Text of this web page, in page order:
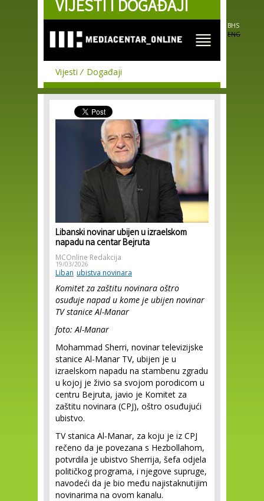
Skip to
main
VIJESTI I DOGAĐAJI
BHS
ENG
Vijesti Događaji
Libanski novinar ubijen u izraelskom
napadu na centar Bejruta
MCOnline Redakcija
19/03/2026
Liban ubistva novinara
Komitet za zaštitu novinara oštro
osuđuje napad u kome je ubijen novinar
TV stanice Al-Manar
foto: Al-Manar
Mohammad Sherri, novinar televizijske
stanice Al-Manar TV, ubijen je u
izraelskom napadu na stambenu zgradu
u kojoj je živio sa svojom porodicom u
centru Bejruta, javio je Komitet za
zaštitu novinara (CPJ), oštro osuđujući
ubistvo.
TV stanica Al-Manar, za koju je iz CPJ
rečeno da je povezana s Hezbollahom,
potvrdila je ubistvo Sherrija, šefa odjela
političkog programa, i njegove supruge,
navodeći da je bio među najistaknutijim
novinarima na ovom kanalu.